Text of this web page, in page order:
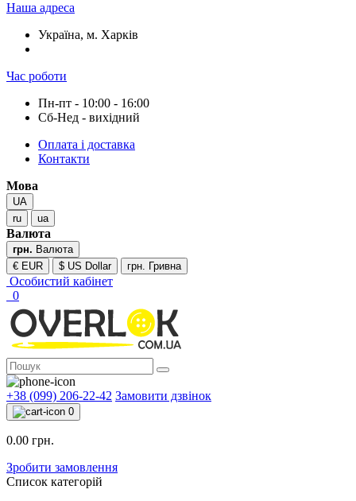
Наша адреса
Україна, м. Харків
Час роботи
Пн-пт - 10:00 - 16:00
Сб-Нед - вихідний
Оплата і доставка
Контакти
Мова
UA
ru
ua
Валюта
грн. Валюта
€ EUR
$ US Dollar грн. Гривна
Особистий кабінет
0
+38 (099) 206-22-42 Замовити дзвінок
0
0.00 грн.
Зробити замовлення
Список категорій